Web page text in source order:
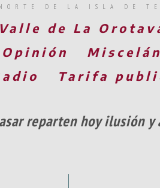
DE LA ISLA DE
Valle de La
Opinión
Tarifa
reparten hoy ilusión